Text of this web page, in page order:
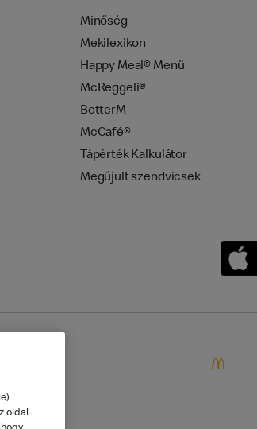
Minőség
Mekilexikon
Happy Meal® Menü
McReggeli®
BetterM
McCafé®
Tápérték Kalkulátor
Megújult szendvicsek
oldal